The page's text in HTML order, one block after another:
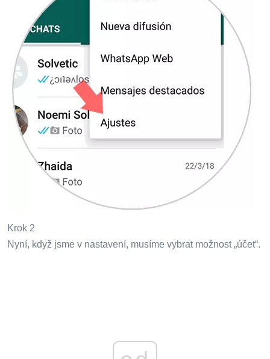
Krok 2
Nyní, když jsme v nastavení, musíme vybrat možnost „účet“.